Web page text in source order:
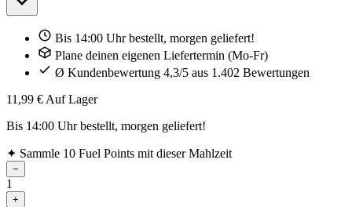
Bis 14:00 Uhr bestellt, morgen geliefert!
Plane deinen eigenen Liefertermin (Mo-Fr)
Ø Kundenbewertung 4,3/5 aus 1.402 Bewertungen
11,99 € Auf Lager
Bis 14:00 Uhr bestellt, morgen geliefert!
✦ Sammle 10 Fuel Points mit dieser Mahlzeit
−
1
+